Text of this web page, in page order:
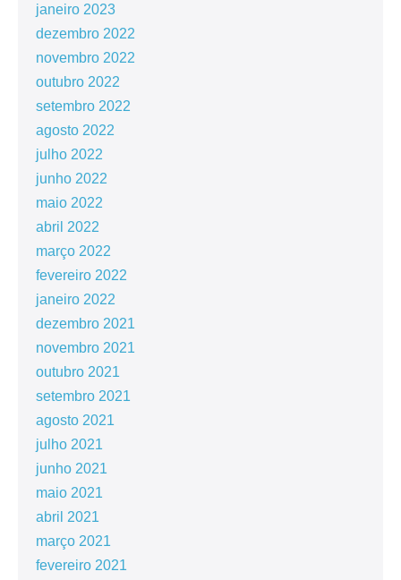
janeiro 2023
dezembro 2022
novembro 2022
outubro 2022
setembro 2022
agosto 2022
julho 2022
junho 2022
maio 2022
abril 2022
março 2022
fevereiro 2022
janeiro 2022
dezembro 2021
novembro 2021
outubro 2021
setembro 2021
agosto 2021
julho 2021
junho 2021
maio 2021
abril 2021
março 2021
fevereiro 2021